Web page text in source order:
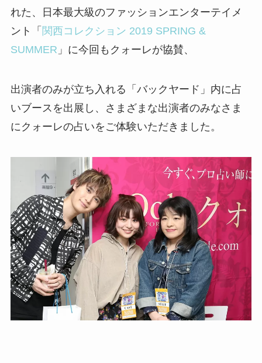
れた、日本最大級のファッションエンターテイメ
ント「 関西コレクション 2019 SPRING &
SUMMER 」に今回もクォーレが協賛、
出演者のみが立ち入れる「バックヤード」内に占
いブースを出展し、さまざまな出演者のみなさま
にクォーレの占いをご体験いただきました。